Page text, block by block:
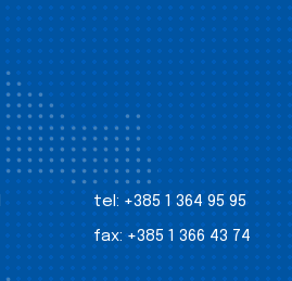
tel: +385 1 364 95 95
fax: +385 1 366 43 74